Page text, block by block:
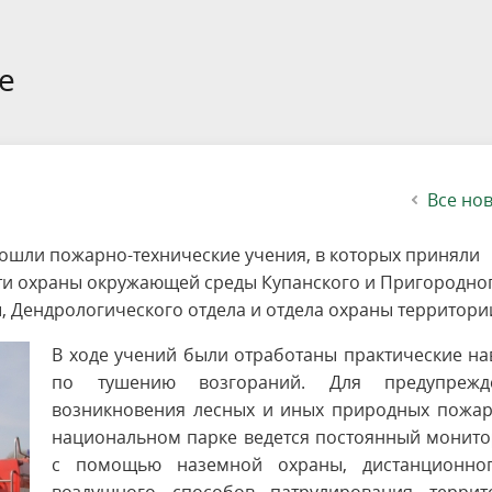
на озере Зоны для парусного спорта
Интерактивная карта
Все
пожарно-технические учения, в которых приняли
охраны окружающей среды Купанского и
отдела и отдела охраны
В ходе учений были отработаны практические
по тушению возгораний. Для
возникновения лесных и иных природных
национальном парке ведется постоянный
с помощью наземной охраны,